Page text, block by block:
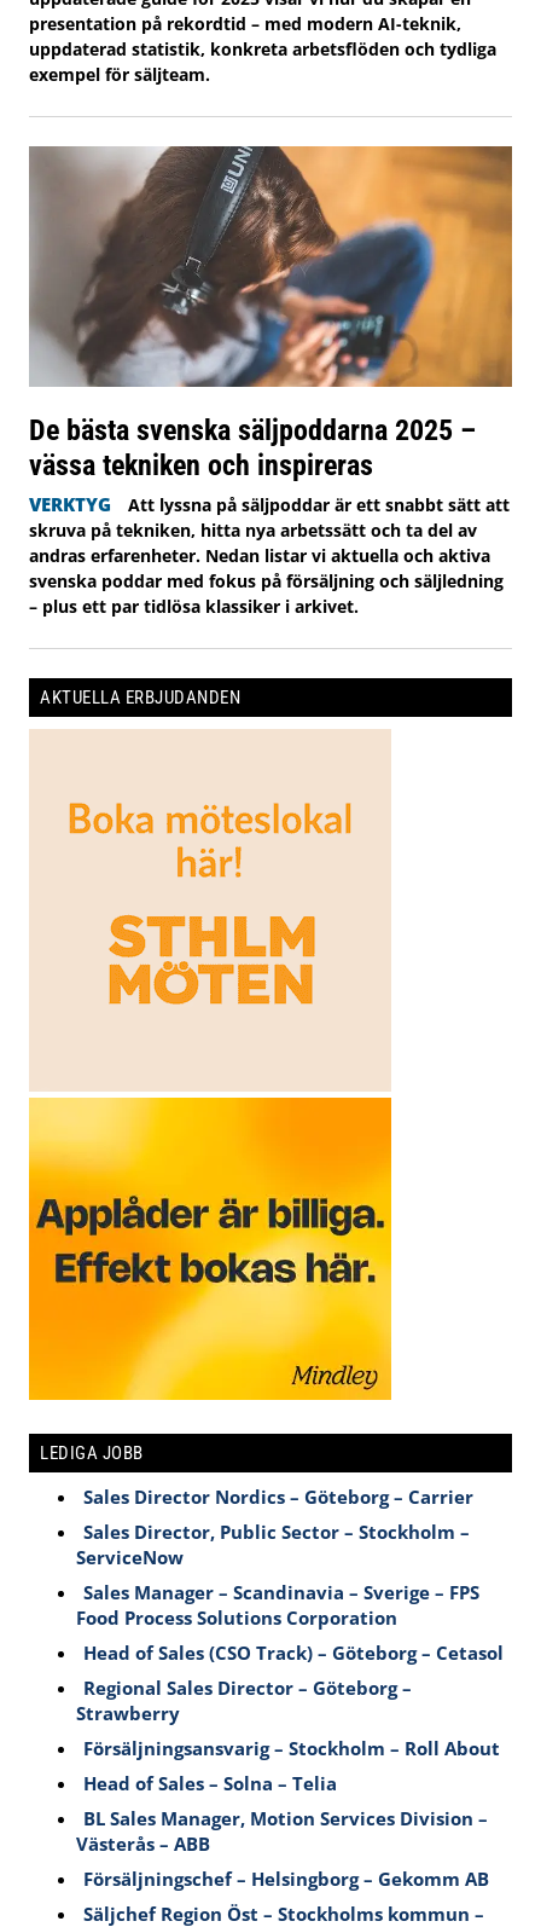
presentation på rekordtid – med modern AI-teknik,
uppdaterad statistik, konkreta arbetsflöden och tydliga
exempel för säljteam.
De bästa svenska säljpoddarna 2025 –
vässa tekniken och inspireras
VERKTYG
Att lyssna på säljpoddar är ett snabbt sätt att
skruva på tekniken, hitta nya arbetssätt och ta del av
andras erfarenheter. Nedan listar vi aktuella och aktiva
svenska poddar med fokus på försäljning och säljledning
– plus ett par tidlösa klassiker i arkivet.
AKTUELLA ERBJUDANDEN
LEDIGA JOBB
Sales Director Nordics – Göteborg – Carrier
Sales Director, Public Sector – Stockholm –
ServiceNow
Sales Manager – Scandinavia – Sverige – FPS
Food Process Solutions Corporation
Head of Sales (CSO Track) – Göteborg – Cetasol
Regional Sales Director – Göteborg –
Strawberry
Försäljningsansvarig – Stockholm – Roll About
Head of Sales – Solna – Telia
BL Sales Manager, Motion Services Division –
Västerås – ABB
Försäljningschef – Helsingborg – Gekomm AB
Säljchef Region Öst – Stockholms kommun –